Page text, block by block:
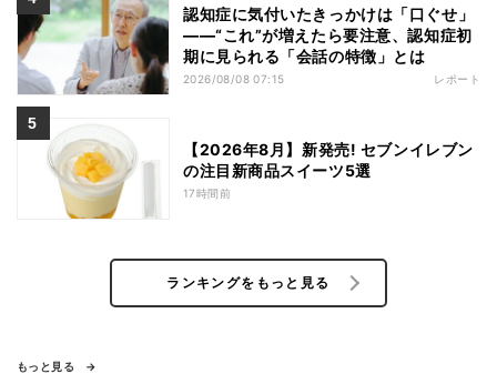
認知症に気付いたきっかけは「口ぐせ」
――“これ”が増えたら要注意、認知症初
期に見られる「会話の特徴」とは
2026/08/08 07:15 レポート
【2026年8月】新発売! セブンイレブン
の注目新商品スイーツ5選
17時間前
ランキングをもっと見る
もっと見る